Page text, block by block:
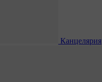
Канцелярия